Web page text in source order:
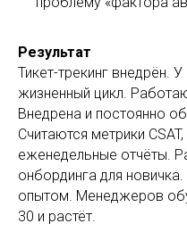
Результат
Тикет-трекинг внедрён.
жизненный цикл.
Внедрена и постоянно
Считаются метрики
еженедельные отчёты.
онбординга для
опытом. Менеджеров
30 и растёт.